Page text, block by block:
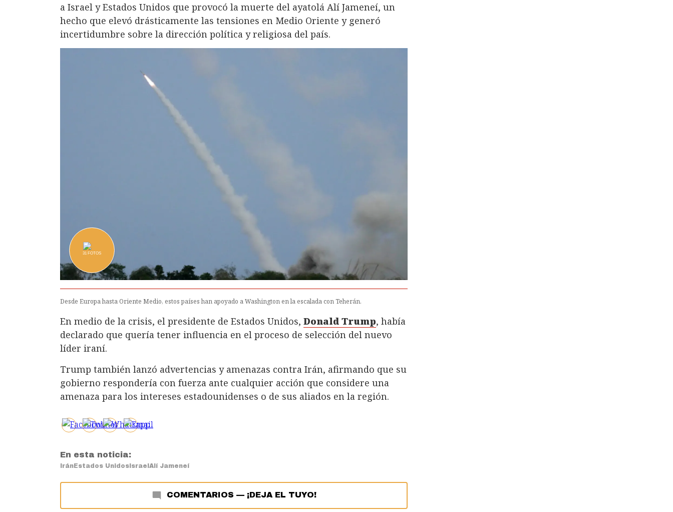
a Israel y Estados Unidos que provocó la muerte del ayatolá Alí Jameneí, un
hecho que elevó drásticamente las tensiones en Medio Oriente y generó
incertidumbre sobre la dirección política y religiosa del país.
31 FOTOS
Desde Europa hasta Oriente Medio, estos países han apoyado a Washington en la escalada con Teherán.
En medio de la crisis, el presidente de Estados Unidos, Donald Trump, había
declarado que quería tener influencia en el proceso de selección del nuevo
líder iraní.
Trump también lanzó advertencias y amenazas contra Irán, afirmando que su
gobierno respondería con fuerza ante cualquier acción que considere una
amenaza para los intereses estadounidenses o de sus aliados en la región.
En esta noticia:
IránEstados UnidosIsraelAlí Jameneí
COMENTARIOS — ¡DEJA EL TUYO!